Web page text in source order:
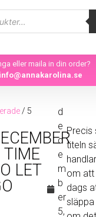
eller maila in din order?
info@annakarolina.se
/ 5
TIME
LET
d
e
c
e
m
b
er
5,
Precis
titeln
om att
dags